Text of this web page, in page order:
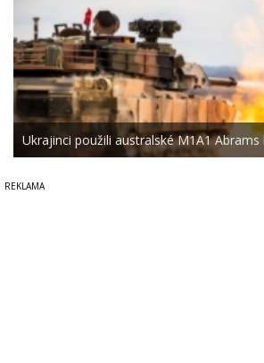
Ukrajinci použili australské M1A1 Abrams